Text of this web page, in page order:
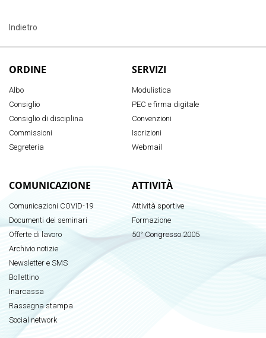
Indietro
ORDINE
Albo
Consiglio
Consiglio di disciplina
Commissioni
Segreteria
SERVIZI
Modulistica
PEC e firma digitale
Convenzioni
Iscrizioni
Webmail
COMUNICAZIONE
Comunicazioni COVID-19
Documenti dei seminari
Offerte di lavoro
Archivio notizie
Newsletter e SMS
Bollettino
Inarcassa
Rassegna stampa
Social network
ATTIVITÀ
Attività sportive
Formazione
50° Congresso 2005